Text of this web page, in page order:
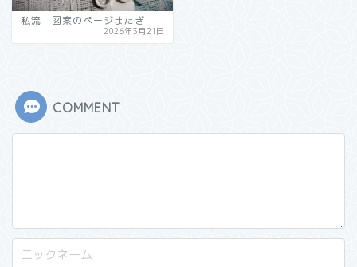
私流 図案のページまたぎ
2026年3月21日
COMMENT